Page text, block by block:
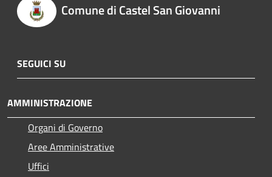
Comune di Castel San Giovanni
SEGUICI SU
AMMINISTRAZIONE
Organi di Governo
Aree Amministrative
Uffici